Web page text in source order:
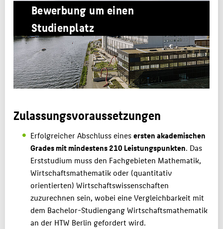
Bewerbung um einen
Studienplatz
Zulassungsvoraussetzungen
Erfolgreicher Abschluss einesersten akademischen
Grades mit mindestens 210 Leistungspunkten. Das
Erststudium muss den Fachgebieten Mathematik,
Wirtschaftsmathematik oder (quantitativ
orientierten) Wirtschaftswissenschaften
zuzurechnen sein, wobei eine Vergleichbarkeit mit
dem Bachelor-Studiengang Wirtschaftsmathematik
an der HTW Berlin gefordert wird.
AKTUELLES
STUDIUM
BEWERBUNG
KARRIERE
FORSCHUNG & PRAXIS
DIGITALE DIENSTE
SERVICE